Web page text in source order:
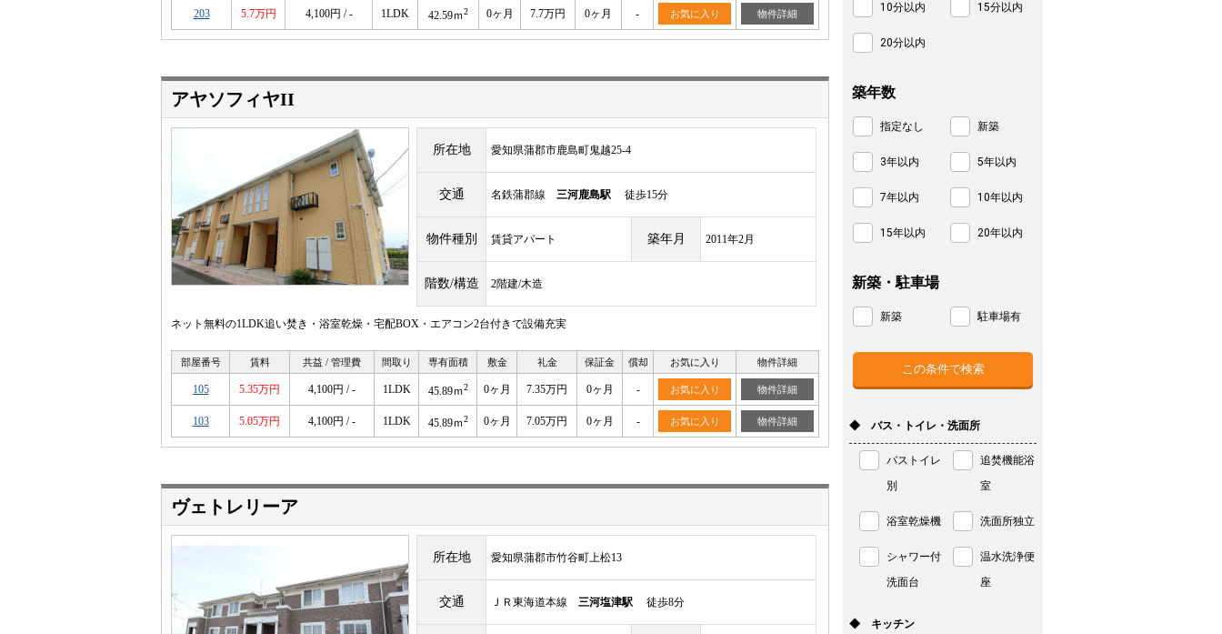
203 5.7万円 4,100円 / - 1LDK 42.59ｍ2 0ヶ月 7.7万円 0ヶ月 - お気に入り 物件詳細
アヤソフィヤII
所在地 愛知県蒲郡市鹿島町鬼越25-4
交通 名鉄蒲郡線 三河鹿島駅 徒歩15分
物件種別 賃貸アパート 築年月 2011年2月
階数/構造 2階建/木造
ネット無料の1LDK追い焚き・浴室乾燥・宅配BOX・エアコン2台付きで設備充実
部屋番号 賃料 共益 / 管理費 間取り 専有面積 敷金 礼金 保証金 償却 お気に入り 物件詳細
105 5.35万円 4,100円 / - 1LDK 45.89ｍ2 0ヶ月 7.35万円 0ヶ月 - お気に入り 物件詳細
103 5.05万円 4,100円 / - 1LDK 45.89ｍ2 0ヶ月 7.05万円 0ヶ月 - お気に入り 物件詳細
ヴェトレリーア
所在地 愛知県蒲郡市竹谷町上松13
交通 ＪＲ東海道本線 三河塩津駅 徒歩8分
10分以内 15分以内
20分以内
築年数
指定なし 新築
3年以内 5年以内
7年以内 10年以内
15年以内 20年以内
新築・駐車場
新築 駐車場有
◆ バス・トイレ・洗面所
バストイレ
別
追焚機能浴
室
浴室乾燥機 洗面所独立
シャワー付
洗面台
温水洗浄便
座
◆ キッチン